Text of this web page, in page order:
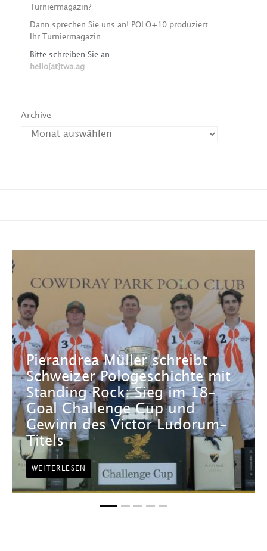
Turniermagazin?
Dann sprechen Sie uns an! POLO+10 produziert
Ihr Turniermagazin.
Bitte schreiben Sie an
hello[at]twa.ag
Archive
Pierandrea Müller schreibt
Schweizer Pologeschichte mit
Standing Rock: Sieg im 18-
Goal Challenge Cup und
Gewinn des Victor Ludorum-
Titels
WEITERLESEN